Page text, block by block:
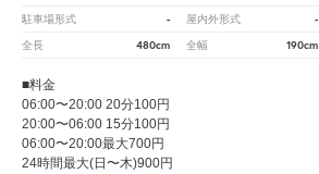
駐車場形式 - 屋内外形式 -
全長 480cm 全幅 190cm
■料金
06:00〜20:00 20分100円
20:00〜06:00 15分100円
06:00〜20:00最大700円
24時間最大(日〜木)900円